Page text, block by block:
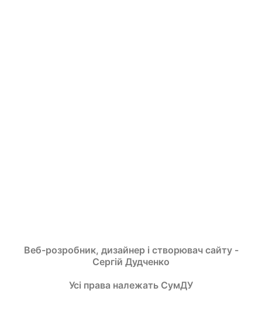
Веб-розробник, дизайнер і створювач сайту -
Сергій Дудченко
Усі права належать СумДУ